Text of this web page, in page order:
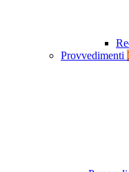
Provvedimenti